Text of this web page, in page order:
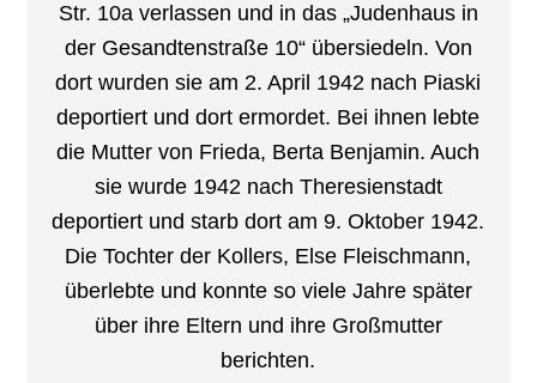
Str. 10a verlassen und in das „Judenhaus in
der Gesandtenstraße 10“ übersiedeln. Von
dort wurden sie am 2. April 1942 nach Piaski
deportiert und dort ermordet. Bei ihnen lebte
die Mutter von Frieda, Berta Benjamin. Auch
sie wurde 1942 nach Theresienstadt
deportiert und starb dort am 9. Oktober 1942.
Die Tochter der Kollers, Else Fleischmann,
überlebte und konnte so viele Jahre später
über ihre Eltern und ihre Großmutter
berichten.